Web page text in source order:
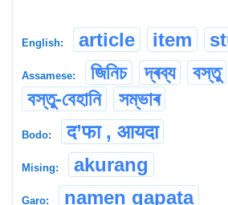
English: article item
Assamese: জিনিচ দ্ৰব্য বস্তু
বস্তু-বেহানি
সম্ভাৰ
Bodo: द’फा , आयदा
Mising: akurang
Garo: namen gapata